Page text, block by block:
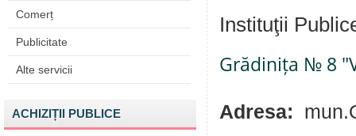
Comerț
Publicitate
Alte servicii
ACHIZIȚII PUBLICE
Instituţii
Grădinița № 8
Adresa: